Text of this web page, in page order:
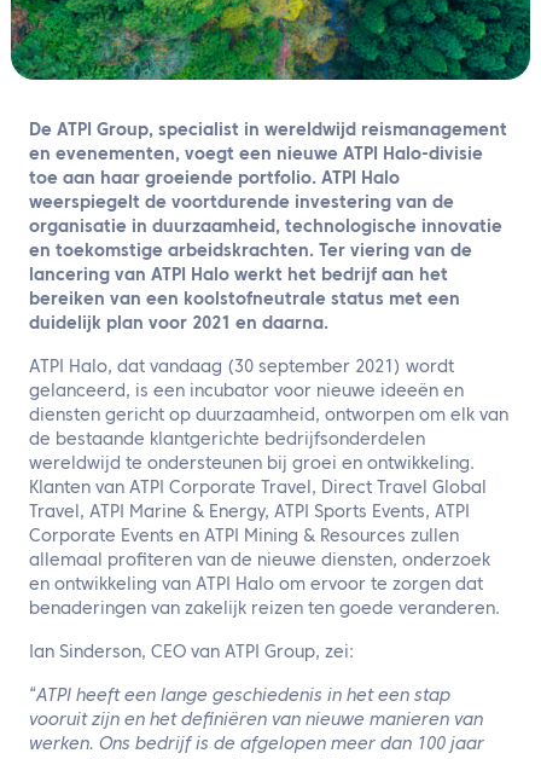
Neem contact met ons op
De ATPI Group, specialist in wereldwijd reismanagement
en evenementen, voegt een nieuwe ATPI Halo-divisie
toe aan haar groeiende portfolio. ATPI Halo
weerspiegelt de voortdurende investering van de
organisatie in duurzaamheid, technologische innovatie
en toekomstige arbeidskrachten. Ter viering van de
lancering van ATPI Halo werkt het bedrijf aan het
bereiken van een koolstofneutrale status met een
duidelijk plan voor 2021 en daarna.
ATPI Halo, dat vandaag (30 september 2021) wordt
gelanceerd, is een incubator voor nieuwe ideeën en
diensten gericht op duurzaamheid, ontworpen om elk van
de bestaande klantgerichte bedrijfsonderdelen
wereldwijd te ondersteunen bij groei en ontwikkeling.
Klanten van ATPI Corporate Travel, Direct Travel Global
Travel, ATPI Marine & Energy, ATPI Sports Events, ATPI
Corporate Events en ATPI Mining & Resources zullen
allemaal profiteren van de nieuwe diensten, onderzoek
en ontwikkeling van ATPI Halo om ervoor te zorgen dat
benaderingen van zakelijk reizen ten goede veranderen.
Ian Sinderson, CEO van ATPI Group, zei:
“ATPI heeft een lange geschiedenis in het een stap
vooruit zijn en het definiëren van nieuwe manieren van
werken. Ons bedrijf is de afgelopen meer dan 100 jaar